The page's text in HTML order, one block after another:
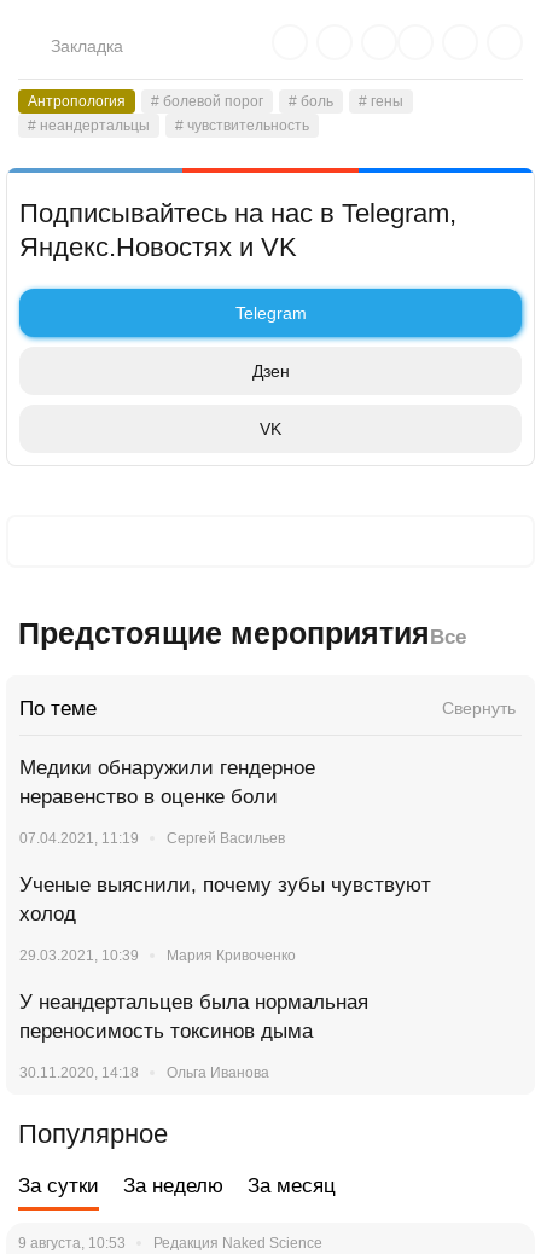
Закладка
Антропология # болевой порог # боль
# гены
# неандертальцы
# чувствительность
Подписывайтесь на нас в Telegram,
Яндекс.Новостях и VK
Telegram
Дзен
VK
Предстоящие мероприятияВсе
По теме Свернуть
Медики обнаружили гендерное
неравенство в оценке боли
07.04.2021, 11:19 Сергей Васильев
Ученые выяснили, почему зубы чувствуют
холод
29.03.2021, 10:39 Мария Кривоченко
У неандертальцев была нормальная
переносимость токсинов дыма
30.11.2020, 14:18 Ольга Иванова
Популярное
За сутки За неделю За месяц
9 августа, 10:53 Редакция Naked Science